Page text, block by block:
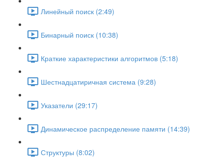
Линейный поиск (2:49)
Бинарный поиск (10:38)
Краткие характеристики алгоритмов (5:18)
Шестнадцатиричная система (9:28)
Указатели (29:17)
Динамическое распределение памяти (14:39)
Структуры (8:02)